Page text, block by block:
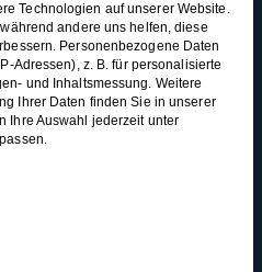
iches
AGB
Datenschutz
Widerrufsrecht
Impressum
Alle Blogartikel
Schwungvoll
durchstarten: Swing
tanzen für
Anfänger*innen
Technologien auf unserer Website.
andere uns helfen, diese
Personenbezogene Daten
Adressen), z. B. für personalisierte
und Inhaltsmessung. Weitere
Ihrer Daten finden Sie in unserer
Ihre Auswahl jederzeit unter
Gruppen, für die eine